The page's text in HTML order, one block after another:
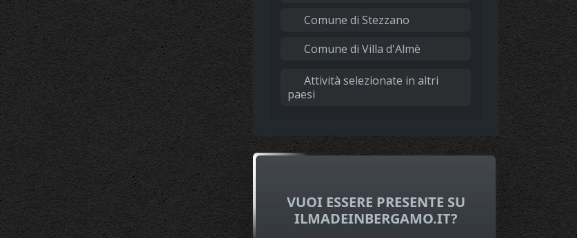
Comune di Stezzano
Comune di Villa d'Almè
Attività selezionate in altri
paesi
VUOI ESSERE PRESENTE SU
ILMADEINBERGAMO.IT?